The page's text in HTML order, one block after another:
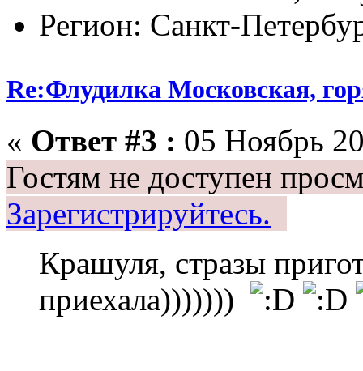
Регион: Санкт-
Re:Флудилка Московская,
« Ответ #3 : 05 Ноябрь
Гостям не доступен
Зарегистрируйтесь.
Крашуля, стразы
приехала)))))))